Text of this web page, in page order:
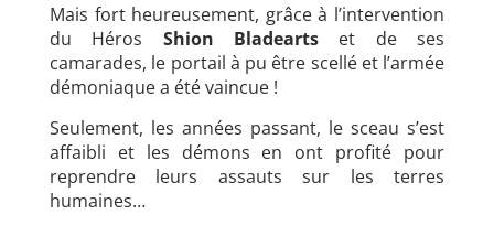
Mais fort heureusement, grâce à l’intervention
du Héros Shion Bladearts et de ses
camarades, le portail à pu être scellé et l’armée
démoniaque a été vaincue !
Seulement, les années passant, le sceau s’est
affaibli et les démons en ont profité pour
reprendre leurs assauts sur les terres
humaines…